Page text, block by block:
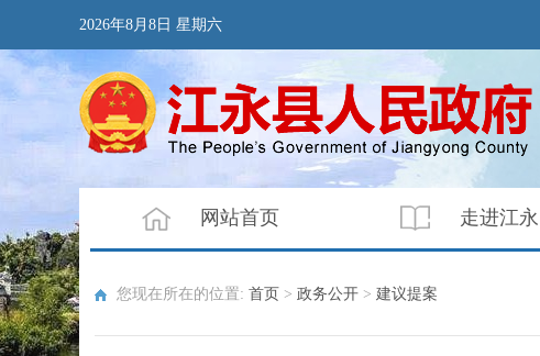
2026年8月8日 星期六
网站首页 走进江永
您现在所在的位置: 首页 > 政务公开 > 建议提案